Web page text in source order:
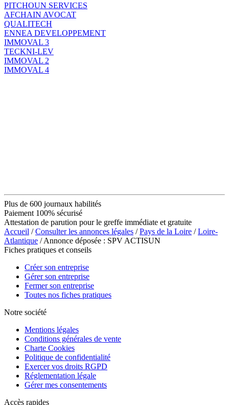
PITCHOUN SERVICES
AFCHAIN AVOCAT
QUALITECH
ENNEA DEVELOPPEMENT
IMMOVAL 3
TECKNI-LEV
IMMOVAL 2
IMMOVAL 4
Plus de 600 journaux habilités
Paiement 100% sécurisé
Attestation de parution pour le greffe immédiate et gratuite
Accueil /Consulter les annonces légales /Pays de la Loire /Loire-
Atlantique / Annonce déposée : SPV ACTISUN
Fiches pratiques et conseils
Créer son entreprise
Gérer son entreprise
Fermer son entreprise
Toutes nos fiches pratiques
Notre société
Mentions légales
Conditions générales de vente
Charte Cookies
Politique de confidentialité
Exercer vos droits RGPD
Réglementation légale
Gérer mes consentements
Accès rapides